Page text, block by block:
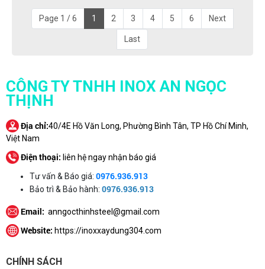
Page 1 / 6 1 2 3 4 5 6 Next
Last
CÔNG TY TNHH INOX AN NGỌC
THỊNH
Địa chỉ:40/4E Hồ Văn Long, Phường Bình Tân, TP Hồ Chí Minh,
Việt Nam
Điện thoại: liên hệ ngay nhận báo giá
Tư vấn & Báo giá: 0976.936.913
Bảo trì & Bảo hành: 0976.936.913
Email: anngocthinhsteel@gmail.com
Website: https://inoxxaydung304.com
CHÍNH SÁCH